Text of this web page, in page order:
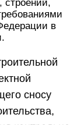
строений,
в
сносу